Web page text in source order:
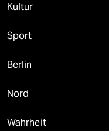
Kultur
Sport
Berlin
Nord
Wahrheit